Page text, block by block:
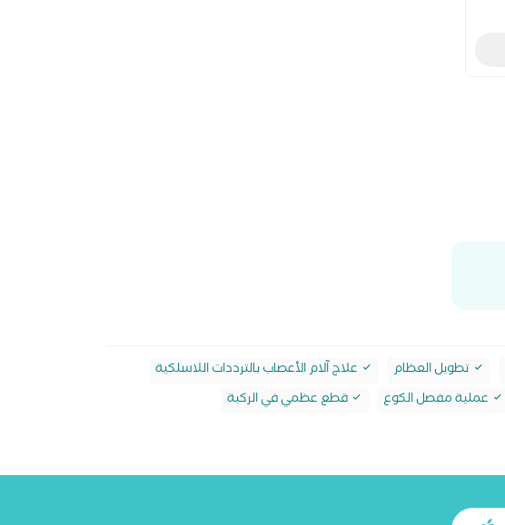
تطويل العظام
علاج آلام الأعصاب بالترددات اللاسلكية
عملية مفصل الكوع قطع عظمي في الركبة